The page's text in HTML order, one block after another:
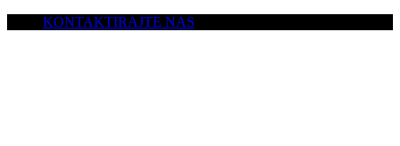
KONTAKTIRAJTE NAS